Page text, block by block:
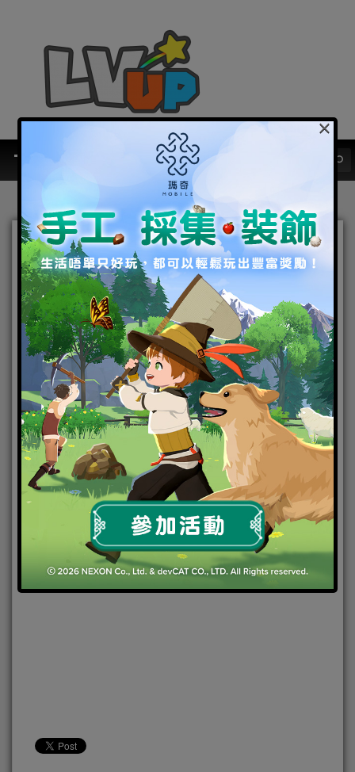
跨國策略手遊《三國之奇謀
天下》今日正式上線 四重好
禮大放送
2022-06-29|Android,IOS,手機遊戲 焦點新聞
×